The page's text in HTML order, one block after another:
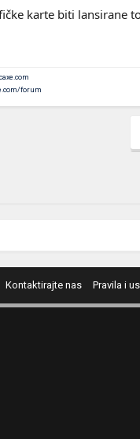
karte biti lansirane
forum
Kontaktirajte nas Pravila i